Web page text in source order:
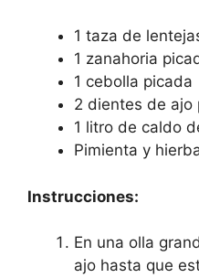
1 taza de
1 zanahoria
1 cebolla picada
2 dientes de ajo
1 litro de caldo
Pimienta y
Instrucciones:
En una olla
ajo hasta que